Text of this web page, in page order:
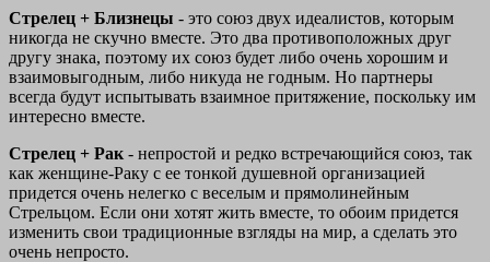
Стрелец + Близнецы - это союз двух идеалистов, которым
никогда не скучно вместе. Это два противоположных друг
другу знака, поэтому их союз будет либо очень хорошим и
взаимовыгодным, либо никуда не годным. Но партнеры
всегда будут испытывать взаимное притяжение, поскольку им
интересно вместе.
Стрелец + Рак - непростой и редко встречающийся союз, так
как женщине-Раку с ее тонкой душевной организацией
придется очень нелегко с веселым и прямолинейным
Стрельцом. Если они хотят жить вместе, то обоим придется
изменить свои традиционные взгляды на мир, а сделать это
очень непросто.